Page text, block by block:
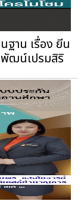
ฐาน เรื่อง ยีน
พัฒน์เปรมสิริ